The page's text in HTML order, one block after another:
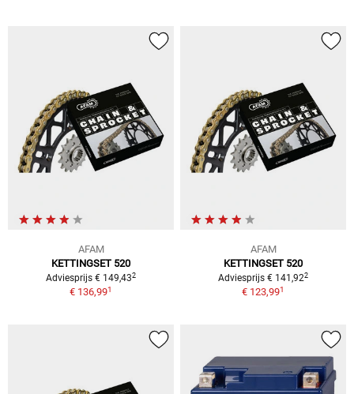
AFAM
KETTINGSET 520
Adviesprijs € 149,432
€ 136,991
AFAM
KETTINGSET 520
Adviesprijs € 141,922
€ 123,991